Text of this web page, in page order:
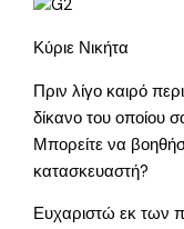
Κύριε Νικήτα
Πριν λίγο καιρό
δίκανο του οποίου
Μπορείτε να
κατασκευαστή?
Ευχαριστώ εκ των